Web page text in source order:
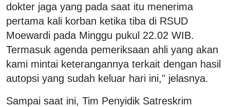
dokter jaga yang pada saat itu menerima
pertama kali korban ketika tiba di RSUD
Moewardi pada Minggu pukul 22.02 WIB.
Termasuk agenda pemeriksaan ahli yang akan
kami mintai keterangannya terkait dengan hasil
autopsi yang sudah keluar hari ini," jelasnya.
Sampai saat ini, Tim Penyidik Satreskrim